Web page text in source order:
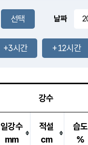
-mm
-mm
27.9℃
0.0m/s
-mm
날짜
+3시간 +12시간
강수
일강수
mm
적설
cm
습도
%